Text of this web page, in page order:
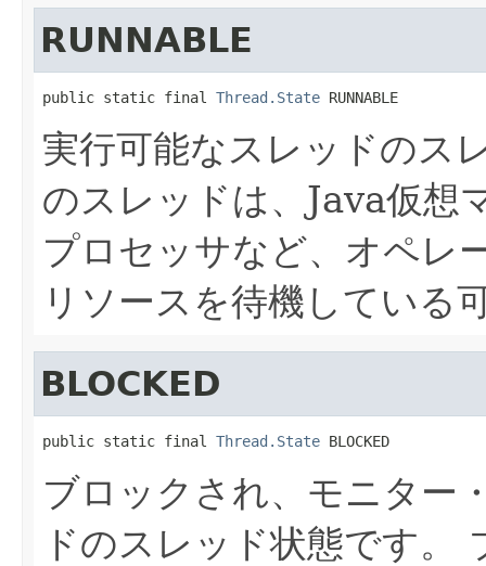
RUNNABLE
public static final Thread.State RUNNABLE
実行可能なスレッドのス
のスレッドは、Java仮想
プロセッサなど、オペレ
リソースを待機している
BLOCKED
public static final Thread.State BLOCKED
ブロックされ、モニター
ドのスレッド状態です。